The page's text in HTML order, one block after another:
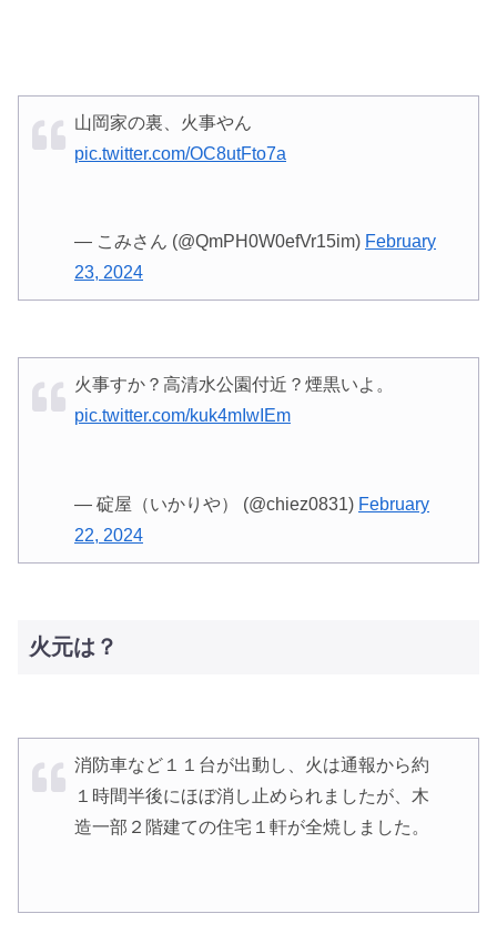
山岡家の裏、火事やん
pic.twitter.com/OC8utFto7a
— こみさん (@QmPH0W0efVr15im) February
23, 2024
火事すか？高清水公園付近？煙黒いよ。
pic.twitter.com/kuk4mIwIEm
— 碇屋（いかりや） (@chiez0831) February
22, 2024
火元は？
消防車など１１台が出動し、火は通報から約
１時間半後にほぼ消し止められましたが、木
造一部２階建ての住宅１軒が全焼しました。